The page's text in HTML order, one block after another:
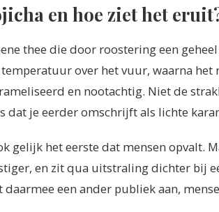
en hoe ziet het
thee die door roostering een
over het vuur, waarna
en nootachtig. Niet de
dat je eerder omschrijft als lichte
gelijk het eerste dat mensen opvalt.
en zit qua uitstraling dichter bij
daarmee een ander publiek aan,